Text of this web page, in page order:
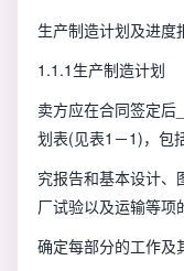
生产制造计划及进度
1.1.1生产制造计划
卖方应在合同签定
划表(见表1－1)，包
究报告和基本设计、
厂试验以及运输等项
确定每部分的工作及